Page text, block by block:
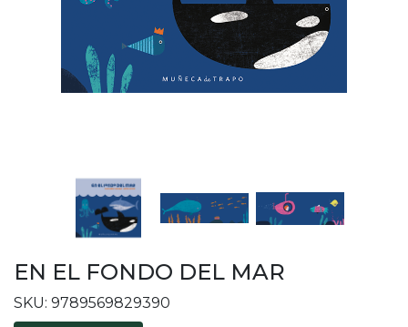
EN EL FONDO DEL MAR
SKU: 9789569829390